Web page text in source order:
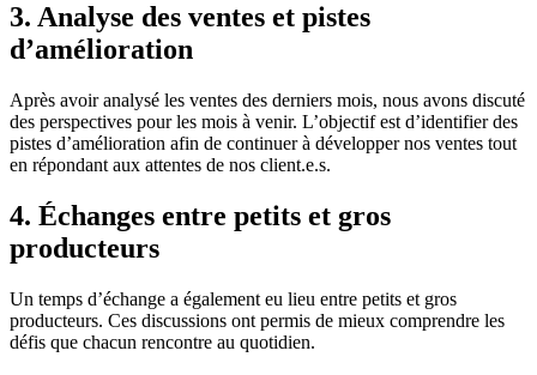
3. Analyse des ventes et pistes
d’amélioration
Après avoir analysé les ventes des derniers mois, nous avons discuté
des perspectives pour les mois à venir. L’objectif est d’identifier des
pistes d’amélioration afin de continuer à développer nos ventes tout
en répondant aux attentes de nos client.e.s.
4. Échanges entre petits et gros
producteurs
Un temps d’échange a également eu lieu entre petits et gros
producteurs. Ces discussions ont permis de mieux comprendre les
défis que chacun rencontre au quotidien.